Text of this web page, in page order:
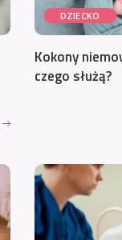
DZIECKO
Kokony
czego służą?